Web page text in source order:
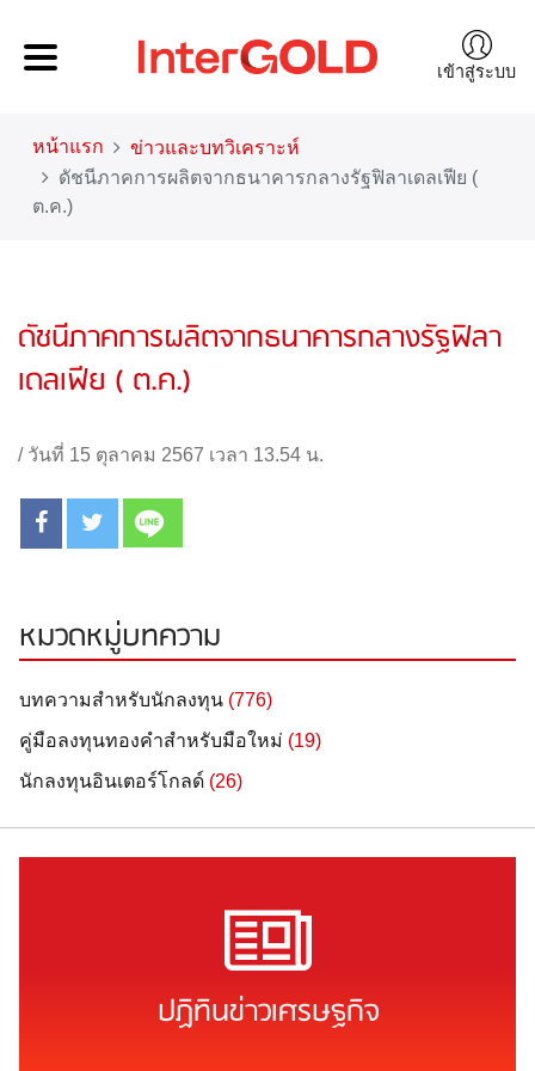
เข้าสู่ระบบ
หน้าแรก
ข่าวและบทวิเคราะห์
ดัชนีภาคการผลิตจากธนาคารกลางรัฐฟิลาเดลเฟีย (
ต.ค.)
ดัชนีภาคการผลิตจากธนาคารกลางรัฐฟิลา
เดลเฟีย ( ต.ค.)
/ วันที่ 15 ตุลาคม 2567 เวลา 13.54 น.
หมวดหมู่บทความ
บทความสำหรับนักลงทุน (776)
คู่มือลงทุนทองคำสำหรับมือใหม่ (19)
นักลงทุนอินเตอร์โกลด์ (26)
ปฏิทินข่าวเศรษฐกิจ